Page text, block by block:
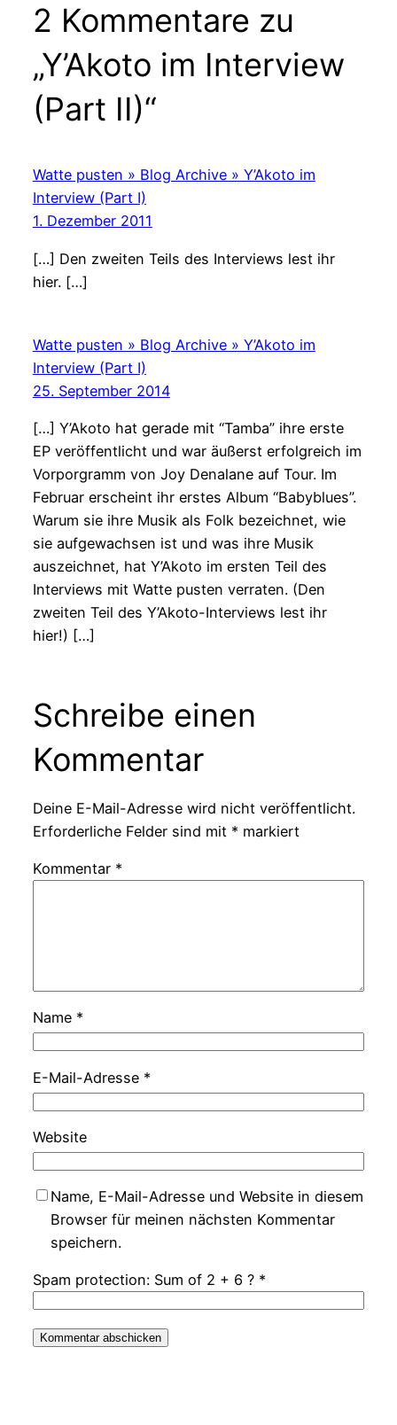
2 Kommentare zu
„Y’Akoto im Interview
(Part II)“
Watte pusten » Blog Archive » Y’Akoto im
Interview (Part I)
1. Dezember 2011
[…] Den zweiten Teils des Interviews lest ihr
hier. […]
Watte pusten » Blog Archive » Y’Akoto im
Interview (Part I)
25. September 2014
[…] Y’Akoto hat gerade mit “Tamba” ihre erste
EP veröffentlicht und war äußerst erfolgreich im
Vorporgramm von Joy Denalane auf Tour. Im
Februar erscheint ihr erstes Album “Babyblues”.
Warum sie ihre Musik als Folk bezeichnet, wie
sie aufgewachsen ist und was ihre Musik
auszeichnet, hat Y’Akoto im ersten Teil des
Interviews mit Watte pusten verraten. (Den
zweiten Teil des Y’Akoto-Interviews lest ihr
hier!) […]
Schreibe einen
Kommentar
Deine E-Mail-Adresse wird nicht veröffentlicht.
Erforderliche Felder sind mit * markiert
Kommentar *
Name *
E-Mail-Adresse *
Website
Name, E-Mail-Adresse und Website in diesem
Browser für meinen nächsten Kommentar
speichern.
Spam protection: Sum of 2 + 6 ? *